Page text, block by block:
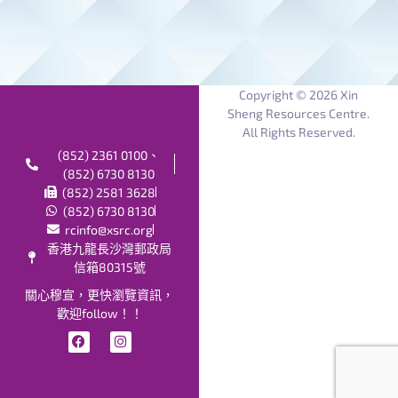
Copyright © 2026 Xin
Sheng Resources Centre.
All Rights Reserved.
(852) 2361 0100、
(852) 6730 8130
(852) 2581 3628
(852) 6730 8130
rcinfo@xsrc.org
香港九龍長沙灣郵政局
信箱80315號
關心穆宣，更快瀏覽資訊，
歡迎follow！！